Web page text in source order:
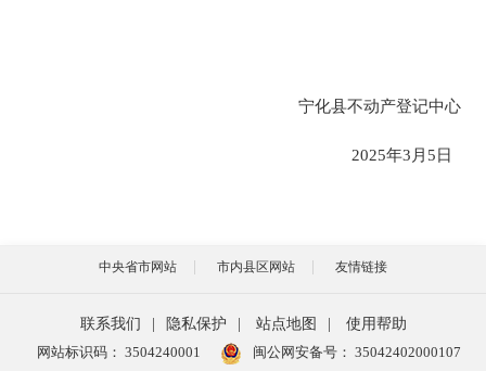
宁化县不动产登记中心
2025年3 月 5日
中央省市网站 市内县区网站 友情链接
联系我们 隐私保护 站点地图
使用帮助
网站标识码： 3504240001
闽公网安备号： 35042402000107